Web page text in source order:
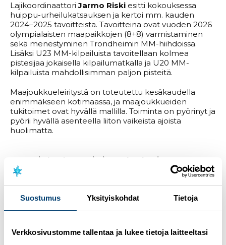
Suostumus Yksityiskohdat Tietoja
Verkkosivustomme tallentaa ja lukee tietoja laitteeltasi
LajikoordinaattoriJarmo Riski esitti kokouksessa
huippu-urheilukatsauksen ja kertoi mm. kauden
2024–2025 tavoitteista. Tavoitteina ovat vuoden 2026
olympialaisten maapaikkojen (8+8) varmistaminen
sekä menestyminen Trondheimin MM-hiihdoissa.
Lisäksi U23 MM-kilpailuista tavoitellaan kolmea
pistesijaa jokaisella kilpailumatkalla ja U20 MM-
kilpailuista mahdollisimman paljon pisteitä.
Maajoukkueleiritystä on toteutettu kesäkaudella
enimmäkseen kotimaassa, ja maajoukkueiden
tukitoimet ovat hyvällä mallilla. Toiminta on pyörinyt ja
pyörii hyvällä asenteella liiton vaikeista ajoista
huolimatta.
Seura- ja koulutustoiminnan kuulumiset
Järjestöpäällikkö
ja koulutusasiantuntija
seurapalvelujen tilanteesta jaLasten Lumipäivistä
tulevana talvena. Liitolta puuttuu tällä hetkellä
toteutetaan ostopalveluna ja seuratukihakemusten
sparraamisessa tehdään aiempaa laajempaa